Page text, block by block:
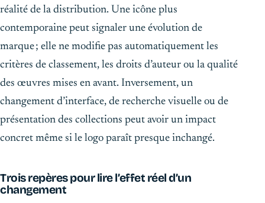
réalité de la distribution. Une icône plus
contemporaine peut signaler une évolution de
marque ; elle ne modifie pas automatiquement les
critères de classement, les droits d’auteur ou la qualité
des œuvres mises en avant. Inversement, un
changement d’interface, de recherche visuelle ou de
présentation des collections peut avoir un impact
concret même si le logo paraît presque inchangé.
Trois repères pour lire l’effet réel d’un
changement